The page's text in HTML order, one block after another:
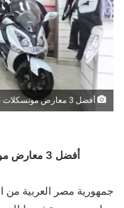
أفضل 3 معارض موتسكلات بالتقسيط في وسط البلد
أفضل 3 معارض موتسكلات بالتقسيط في وسط البلد
جمهورية مصر العربية من